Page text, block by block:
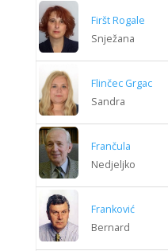
Firšt Rogale
Snježana
Flinčec Grgac
Sandra
Frančula
Nedjeljko
Franković
Bernard